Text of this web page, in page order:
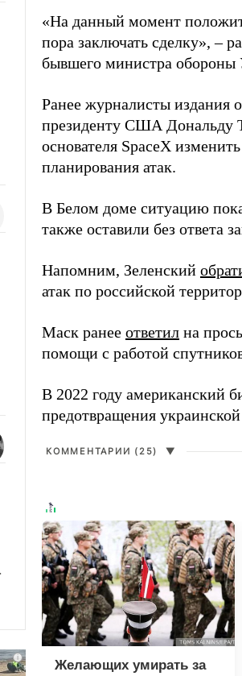
«На данный момент
пора заключать сделку», –
бывшего министра
Ранее журналисты издания
президенту США Дональду
основателя SpaceX
планирования атак.
В Белом доме ситуацию
также оставили без ответа
Напомним, Зеленский
атак по российской
Маск ранее ответил на
помощи с работой
В 2022 году американский
предотвращения
КОММЕНТАРИИ (25) ▼
Желающих умирать за